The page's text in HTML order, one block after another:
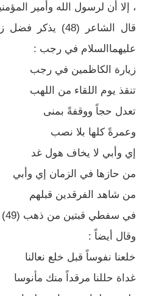
، إلا أن لرسول الله وأمير
قال الشاعر (48)
عليهما‌السلام في رجب :
زيارة الكاظمين في رجب
تنقذ يوم اللقاء من اللهب
تعدل حجاً ووقفةً بمنى
وعمرةً كلها بلا نصب
إي وأبي لا يخاف هول غد
من حازها في الزمان إي وأبي
من شاهد الفرقدين قبلهم
في سفطي قبتين من ذهب (49)
وقال أيضاً :
خلعنا نفوساً قبل خلع نعالنا
غداة حللنا مرقداً منك مأنوسا